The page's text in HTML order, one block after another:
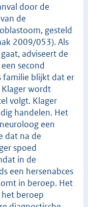
door de
de
gesteld
2009/053). Als
adviseert de
second
familie blijkt dat er
Klager wordt
volgt. Klager
handelen. Het
een
dat na de
spoed
in de
een hersenabces
in beroep. Het
het beroep